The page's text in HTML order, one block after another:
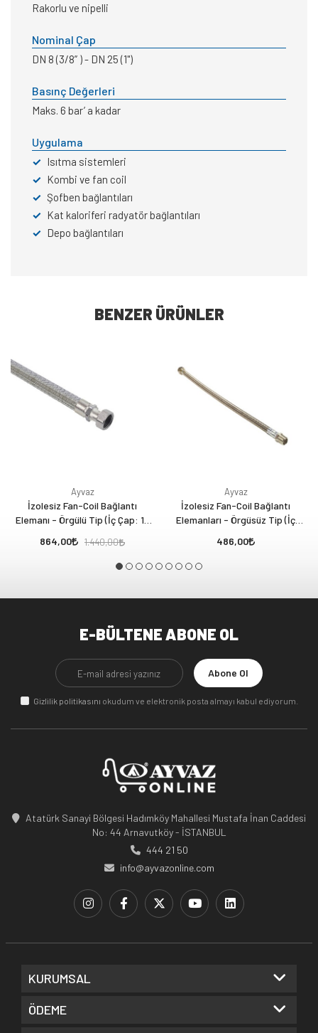
Rakorlu ve nipelli
Nominal Çap
DN 8 (3/8” ) - DN 25 (1")
Basınç Değerleri
Maks. 6 bar’ a kadar
Uygulama
✓ Isıtma sistemleri
✓ Kombi ve fan coil
✓ Şofben bağlantıları
✓ Kat kaloriferi radyatör bağlantıları
✓ Depo bağlantıları
BENZER ÜRÜNLER
Ayvaz
İzolesiz Fan-Coil Bağlantı
Elemanı - Örgülü Tip (İç Çap: 12
864,00 1.440,00
Ayvaz
İzolesiz Fan-Coil Bağlantı
Elemanları - Örgüsüz Tip (İç
Rakor
486,00
E-BÜLTENE ABONE OL
Abone Ol
Gizlilik politikasını okudum ve elektronik posta almayı kabul ediyorum.
Atatürk Sanayi Bölgesi Hadımköy Mahallesi Mustafa İnan Caddesi
No: 44 Arnavutköy - İSTANBUL
444 21 50
info@ayvazonline.com
KURUMSAL
ÖDEME